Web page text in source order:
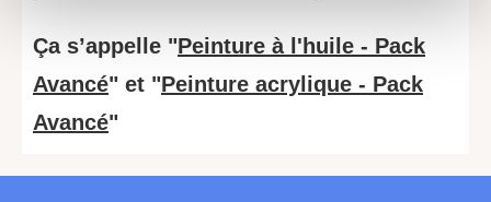
Ça s’appelle "Peinture à l'huile - Pack
Avancé" et "Peinture acrylique - Pack
Avancé"